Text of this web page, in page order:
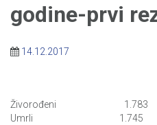
godine-prvi
14.12.2017
Živorođeni 1.783
Umrli 1.745